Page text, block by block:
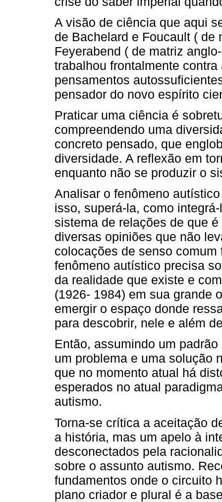
A visão de ciência que aqui
de Bachelard e Foucault ( de
Feyerabend ( de matriz
trabalhou frontalmente
pensamentos
pensador do novo espírito
Praticar uma ciência é
compreendendo uma
concreto pensado, que
diversidade. A reflexão em
enquanto não se produzir o
Analisar o fenômeno
isso, superá-la, como
sistema de relações de que
diversas opiniões que não
colocações de senso
fenômeno autístico precisa
da realidade que existe e
(1926- 1984) em sua grande
emergir o espaço donde
para descobrir, nele e além
Então, assumindo um
um problema e uma solução
que no momento atual há
esperados no atual
autismo.
Torna-se crítica a aceitação
a história, mas um apelo à
desconectados pela
sobre o assunto autismo.
fundamentos onde o circuito
plano criador e plural é a